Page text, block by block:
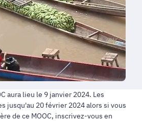
aura lieu le 9 janvier 2024. Les
jusqu'au 20 février 2024 alors si vous
de ce MOOC, inscrivez-vous en